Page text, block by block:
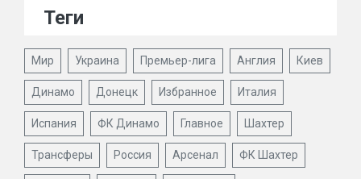
Теги
Мир Украина Премьер-лига Англия Киев
Динамо Донецк Избранное Италия
Испания ФК Динамо Главное Шахтер
Трансферы Россия Арсенал ФК Шахтер